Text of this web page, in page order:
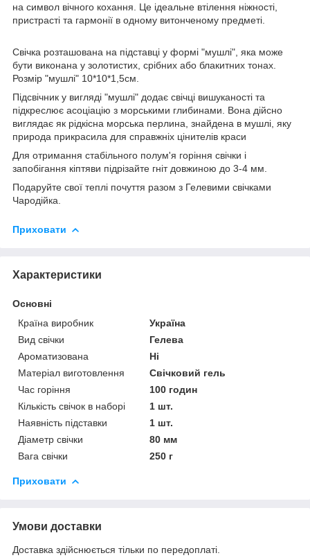
на символ вічного кохання. Це ідеальне втілення ніжності,
пристрасті та гармонії в одному витонченому предметі.
Свічка розташована на підставці у формі "мушлі", яка може
бути виконана у золотистих, срібних або блакитних тонах.
Розмір "мушлі" 10*10*1,5см.
Підсвічник у вигляді "мушлі" додає свічці вишуканості та
підкреслює асоціацію з морськими глибинами. Вона дійсно
виглядає як рідкісна морська перлина, знайдена в мушлі, яку
природа прикрасила для справжніх цінителів краси
Для отримання стабільного полум'я горіння свічки і
запобігання кіптяви підрізайте гніт довжиною до 3-4 мм.
Подаруйте свої теплі почуття разом з Гелевими свічками
Чародійка.
Приховати
Характеристики
Основні
Країна виробник
Україна
Вид свічки
Гелева
Ароматизована
Ні
Матеріал виготовлення
Свічковий гель
Час горіння
100 годин
Кількість свічок в наборі
1 шт.
Наявність підставки
1 шт.
Діаметр свічки
80 мм
Вага свічки
250 г
Приховати
Умови доставки
Доставка здійснюється тільки по передоплаті.